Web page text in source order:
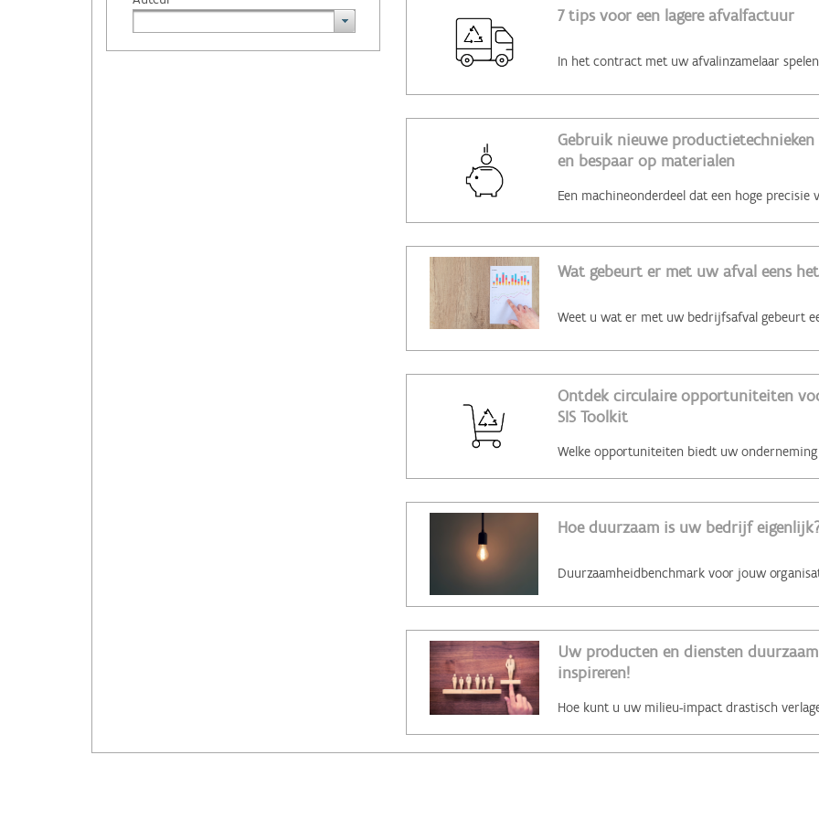
7 tips voor een lagere afvalfactuur
Gebruik nieuwe
en bespaar op materialen
Wat gebeurt er met uw afval eens
Ontdek circulaire opportuniteiten
SIS Toolkit
Hoe duurzaam is uw bedrijf
Uw producten en diensten
inspireren!